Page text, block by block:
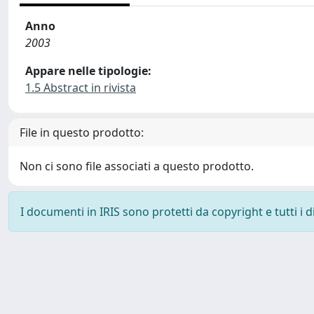
Anno
2003
Appare nelle tipologie:
1.5 Abstract in rivista
File in questo prodotto:
Non ci sono file associati a questo prodotto.
I documenti in IRIS sono protetti da copyright e tutti i